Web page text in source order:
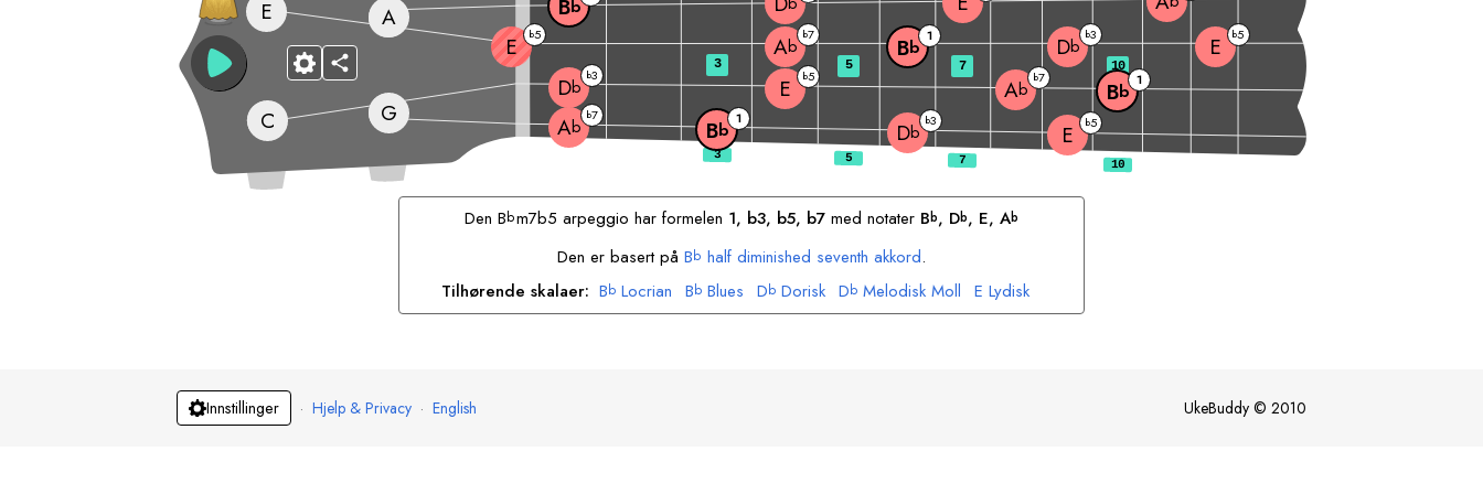
G Ab
b7
Bb 1
Db
b3 E b5
C
Db
b3 E b5 Ab
b7
Bb 1
E
E
b5 Ab
b7 Bb 1 Db
b3 E b5
A Bb
3 5 7 10
DenBbm7b5 arpeggio har formelen 1, b3, b5, b7med notater Bb, Db, E, Ab
Den er basert på Bb half diminished seventh akkord.
Tilhørende skalaer: Bb Locrian Bb Blues Db Dorisk Db Melodisk Moll E Lydisk
Ab Moll Ab Harmonisk Moll
Innstillinger · Hjelp & Privacy · English UkeBuddy © 2010